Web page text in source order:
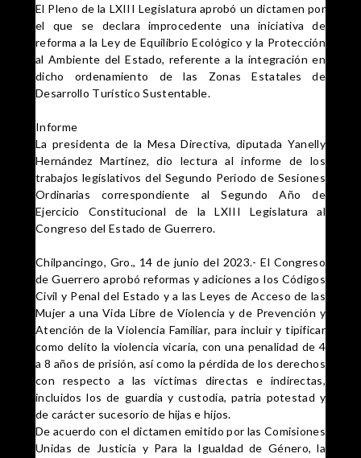
El Pleno de la LXIII Legislatura aprobó un dictamen por
el que se declara improcedente una iniciativa de
reforma a la Ley de Equilibrio Ecológico y la Protección
al Ambiente del Estado, referente a la integración en
dicho ordenamiento de las Zonas Estatales de
Desarrollo Turístico Sustentable.
Informe
La presidenta de la Mesa Directiva, diputada Yanelly
Hernández Martínez, dio lectura al informe de los
trabajos legislativos del Segundo Periodo de Sesiones
Ordinarias correspondiente al Segundo Año de
Ejercicio Constitucional de la LXIII Legislatura al
Congreso del Estado de Guerrero.
Chilpancingo, Gro., 14 de junio del 2023.- El Congreso
de Guerrero aprobó reformas y adiciones a los Códigos
Civil y Penal del Estado y a las Leyes de Acceso de las
Mujer a una Vida Libre de Violencia y de Prevención y
Atención de la Violencia Familiar, para incluir y tipificar
como delito la violencia vicaria, con una penalidad de 4
a 8 años de prisión, así como la pérdida de los derechos
con respecto a las víctimas directas e indirectas,
incluidos los de guardia y custodia, patria potestad y
de carácter sucesorio de hijas e hijos.
De acuerdo con el dictamen emitido por las Comisiones
Unidas de Justicia y Para la Igualdad de Género, la